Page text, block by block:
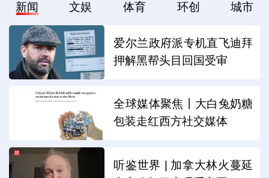
新闻 文娱 体育 环创 城市
爱尔兰政府派专机直飞迪拜
押解黑帮头目回国受审
全球媒体聚焦丨大白兔奶糖
包装走红西方社交媒体
听鉴世界 | 加拿大林火蔓延